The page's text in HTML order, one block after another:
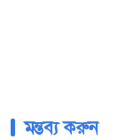
মন্তব্য করুন